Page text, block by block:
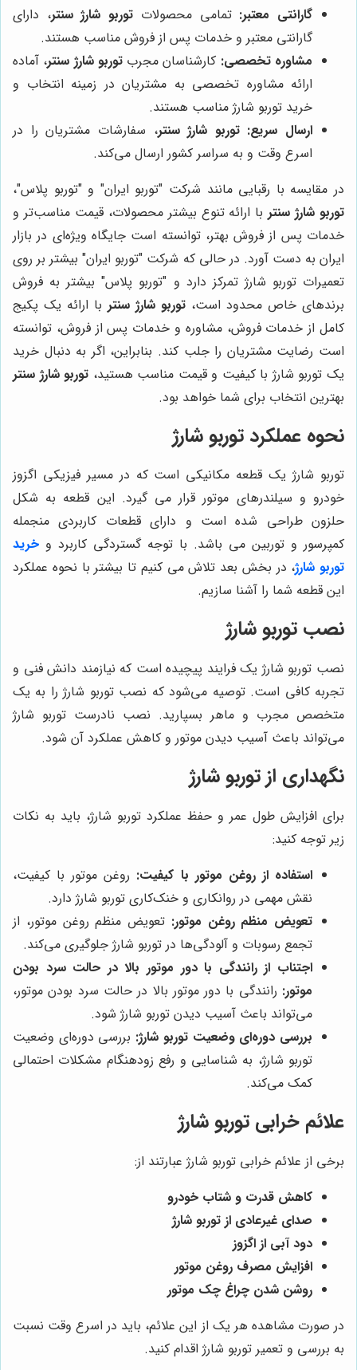
گارانتی معتبر: تمامی محصولات توربو شارژ سنتر، دارای
گارانتی معتبر و خدمات پس از فروش مناسب هستند.
مشاوره تخصصی: کارشناسان مجربتوربو شارژ سنتر، آماده
ارائه مشاوره تخصصی به مشتریان در زمینه انتخاب و
خرید توربو شارژ مناسب هستند.
ارسال سریع: توربو شارژ سنتر، سفارشات مشتریان را در
اسرع وقت و به سراسر کشور ارسال می‌کند.
در مقایسه با رقبایی مانند شرکت "توربو ایران" و "توربو پلاس"،
توربو شارژ سنتر با ارائه تنوع بیشتر محصولات، قیمت مناسب‌تر و
خدمات پس از فروش بهتر، توانسته است جایگاه ویژه‌ای در بازار
ایران به دست آورد. در حالی که شرکت "توربو ایران" بیشتر بر روی
تعمیرات توربو شارژ تمرکز دارد و "توربو پلاس" بیشتر به فروش
برندهای خاص محدود است، توربو شارژ سنتر با ارائه یک پکیج
کامل از خدمات فروش، مشاوره و خدمات پس از فروش، توانسته
است رضایت مشتریان را جلب کند. بنابراین، اگر به دنبال خرید
یک توربو شارژ با کیفیت و قیمت مناسب هستید، توربو شارژ سنتر
بهترین انتخاب برای شما خواهد بود.
نحوه عملکرد توربو شارژ
توربو شارژ یک قطعه مکانیکی است که در مسیر فیزیکی اگزوز
خودرو و سیلندرهای موتور قرار می گیرد. این قطعه به شکل
حلزون طراحی شده است و دارای قطعات کاربردی منجمله
کمپرسور و توربین می باشد. با توجه گستردگی کاربرد و خرید
توربو شارژ، در بخش بعد تلاش می کنیم تا بیشتر با نحوه عملکرد
این قطعه شما را آشنا سازیم.
نصب توربو شارژ
نصب توربو شارژ یک فرایند پیچیده است که نیازمند دانش فنی و
تجربه کافی است. توصیه می‌شود که نصب توربو شارژ را به یک
متخصص مجرب و ماهر بسپارید. نصب نادرست توربو شارژ
می‌تواند باعث آسیب دیدن موتور و کاهش عملکرد آن شود.
نگهداری از توربو شارژ
برای افزایش طول عمر و حفظ عملکرد توربو شارژ، باید به نکات
زیر توجه کنید:
استفاده از روغن موتور با کیفیت: روغن موتور با کیفیت،
نقش مهمی در روانکاری و خنک‌کاری توربو شارژ دارد.
تعویض منظم روغن موتور: تعویض منظم روغن موتور، از
تجمع رسوبات و آلودگی‌ها در توربو شارژ جلوگیری می‌کند.
اجتناب از رانندگی با دور موتور بالا در حالت سرد بودن
موتور: رانندگی با دور موتور بالا در حالت سرد بودن موتور،
می‌تواند باعث آسیب دیدن توربو شارژ شود.
بررسی دوره‌ای وضعیت توربو شارژ: بررسی دوره‌ای وضعیت
توربو شارژ، به شناسایی و رفع زودهنگام مشکلات احتمالی
کمک می‌کند.
علائم خرابی توربو شارژ
برخی از علائم خرابی توربو شارژ عبارتند از:
کاهش قدرت و شتاب خودرو
صدای غیرعادی از توربو شارژ
دود آبی از اگزوز
افزایش مصرف روغن موتور
روشن شدن چراغ چک موتور
در صورت مشاهده هر یک از این علائم، باید در اسرع وقت نسبت
به بررسی و تعمیر توربو شارژ اقدام کنید.